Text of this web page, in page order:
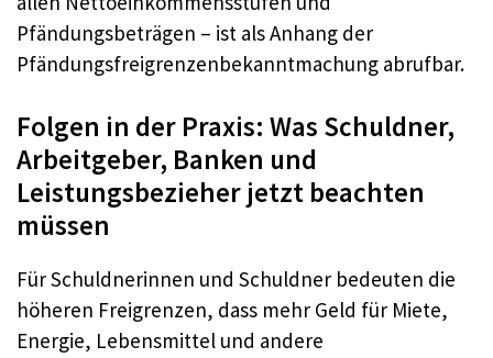
Pfändungsbeträgen – ist als Anhang der
Pfändungsfreigrenzenbekanntmachung abrufbar.
Folgen in der Praxis: Was Schuldner,
Arbeitgeber, Banken und
Leistungsbezieher jetzt beachten
müssen
Für Schuldnerinnen und Schuldner bedeuten die
höheren Freigrenzen, dass mehr Geld für Miete,
Energie, Lebensmittel und andere